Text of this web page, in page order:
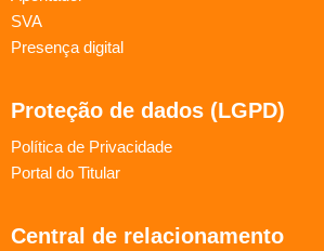
SVA
Presença digital
Proteção de dados (LGPD)
Política de Privacidade
Portal do Titular
Central de relacionamento